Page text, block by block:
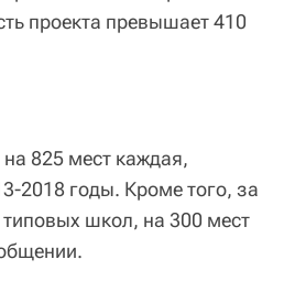
проекта превышает 410
825 мест каждая,
2018 годы. Кроме того, за
школ, на 300 мест